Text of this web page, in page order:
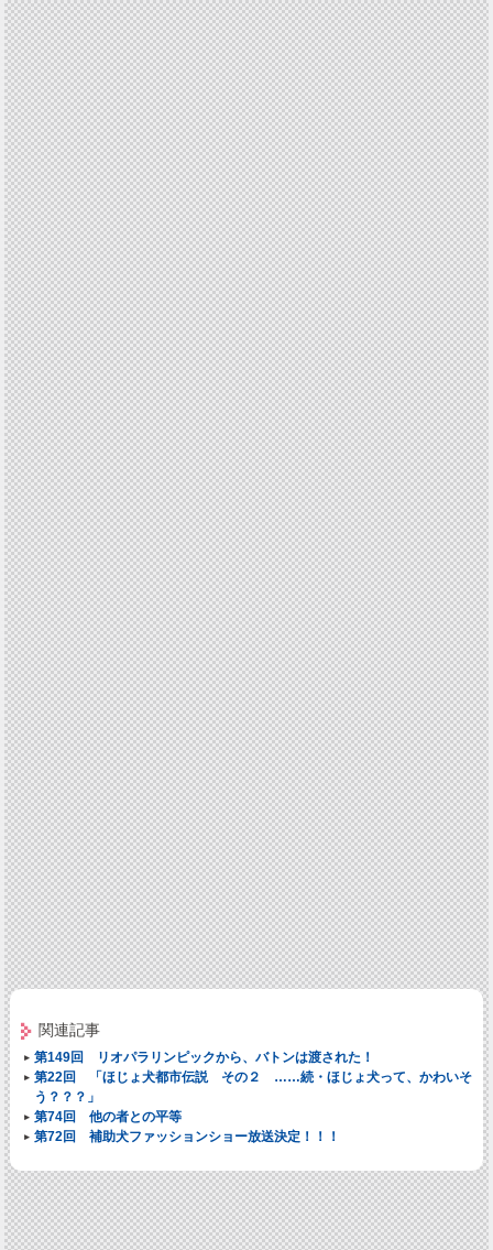
関連記事
第149回 リオパラリンピックから、バトンは渡された！
第22回 「ほじょ犬都市伝説 その２ ……続・ほじょ犬って、かわいそ
う？？？」
第74回 他の者との平等
第72回 補助犬ファッションショー放送決定！！！